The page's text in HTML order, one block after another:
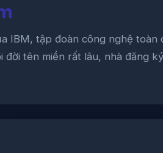
IBM, tập đoàn công nghệ
tên miền rất lâu, nhà đăng